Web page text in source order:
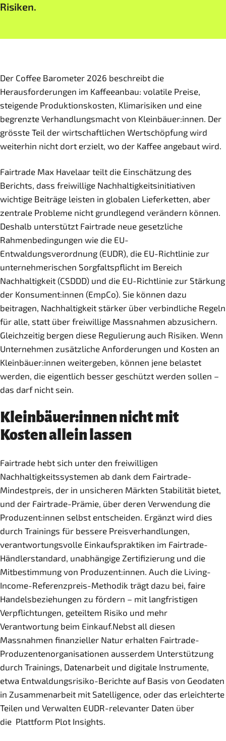
Risiken.
Der Coffee Barometer 2026 beschreibt die
Herausforderungen im Kaffeeanbau: volatile Preise,
steigende Produktionskosten, Klimarisiken und eine
begrenzte Verhandlungsmacht von Kleinbäuer:innen. Der
grösste Teil der wirtschaftlichen Wertschöpfung wird
weiterhin nicht dort erzielt, wo der Kaffee angebaut wird.
Fairtrade Max Havelaar teilt die Einschätzung des
Berichts, dass freiwillige Nachhaltigkeitsinitiativen
wichtige Beiträge leisten in globalen Lieferketten, aber
zentrale Probleme nicht grundlegend verändern können.
Deshalb unterstützt Fairtrade neue gesetzliche
Rahmenbedingungen wie die EU-
Entwaldungsverordnung (EUDR), die EU-Richtlinie zur
unternehmerischen Sorgfaltspflicht im Bereich
Nachhaltigkeit (CSDDD) und die EU-Richtlinie zur Stärkung
der Konsument:innen (EmpCo). Sie können dazu
beitragen, Nachhaltigkeit stärker über verbindliche Regeln
für alle, statt über freiwillige Massnahmen abzusichern.
Gleichzeitig bergen diese Regulierung auch Risiken. Wenn
Unternehmen zusätzliche Anforderungen und Kosten an
Kleinbäuer:innen weitergeben, können jene belastet
werden, die eigentlich besser geschützt werden sollen –
das darf nicht sein.
Kleinbäuer:innen nicht mit
Kosten allein lassen
Fairtrade hebt sich unter den freiwilligen
Nachhaltigkeitssystemen ab dank dem Fairtrade-
Mindestpreis, der in unsicheren Märkten Stabilität bietet,
und der Fairtrade-Prämie, über deren Verwendung die
Produzent:innen selbst entscheiden. Ergänzt wird dies
durch Trainings für bessere Preisverhandlungen,
verantwortungsvolle Einkaufspraktiken im Fairtrade-
Händlerstandard, unabhängige Zertifizierung und die
Mitbestimmung von Produzent:innen. Auch die Living-
Income-Referenzpreis-Methodik trägt dazu bei, faire
Handelsbeziehungen zu fördern – mit langfristigen
Verpflichtungen, geteiltem Risiko und mehr
Verantwortung beim Einkauf.Nebst all diesen
Massnahmen finanzieller Natur erhalten Fairtrade-
Produzentenorganisationen ausserdem Unterstützung
durch Trainings, Datenarbeit und digitale Instrumente,
etwa Entwaldungsrisiko-Berichte auf Basis von Geodaten
in Zusammenarbeit mit Satelligence, oder das erleichterte
Teilen und Verwalten EUDR-relevanter Daten über
die Plattform Plot Insights.